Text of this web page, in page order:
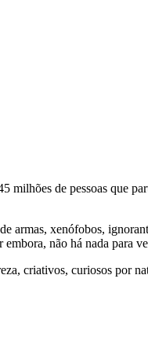
de pessoas que
xenófobos,
embora, não há nada para
criativos, curiosos por